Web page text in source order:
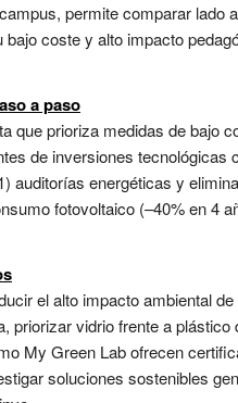
permite comparar
coste y alto impacto
a paso
que prioriza medidas de
de inversiones
auditorías energéticas y
fotovoltaico (–40% en 4
el alto impacto ambiental
priorizar vidrio frente a
My Green Lab ofrecen
soluciones sostenibles